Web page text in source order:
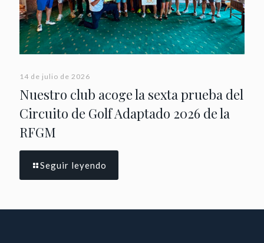
14 de julio de 2026
Nuestro club acoge la sexta prueba del
Circuito de Golf Adaptado 2026 de la
RFGM
Seguir leyendo